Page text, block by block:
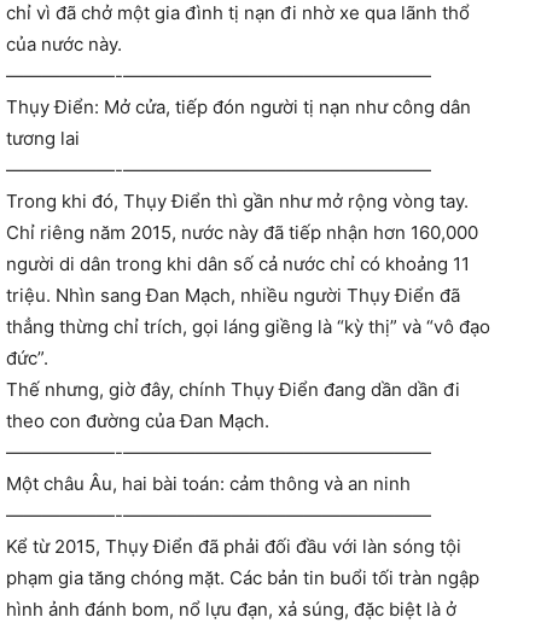
chỉ vì đã chở một gia đình tị nạn đi nhờ xe qua lãnh thổ
của nước này.
——————-—————————————————
Thụy Điển: Mở cửa, tiếp đón người tị nạn như công dân
tương lai
——————-—————————————————
Trong khi đó, Thụy Điển thì gần như mở rộng vòng tay.
Chỉ riêng năm 2015, nước này đã tiếp nhận hơn 160,000
người di dân trong khi dân số cả nước chỉ có khoảng 11
triệu. Nhìn sang Đan Mạch, nhiều người Thụy Điển đã
thẳng thừng chỉ trích, gọi láng giềng là “kỳ thị” và “vô đạo
đức”.
Thế nhưng, giờ đây, chính Thụy Điển đang dần dần đi
theo con đường của Đan Mạch.
——————-—————————————————
Một châu Âu, hai bài toán: cảm thông và an ninh
——————-—————————————————
Kể từ 2015, Thụy Điển đã phải đối đầu với làn sóng tội
phạm gia tăng chóng mặt. Các bản tin buổi tối tràn ngập
hình ảnh đánh bom, nổ lựu đạn, xả súng, đặc biệt là ở